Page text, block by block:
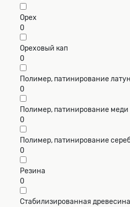
Орех
0
Ореховый кап
0
Полимер, патинирование
0
Полимер, патинирование меди
0
Полимер, патинирование
0
Резина
0
Стабилизированная древесина